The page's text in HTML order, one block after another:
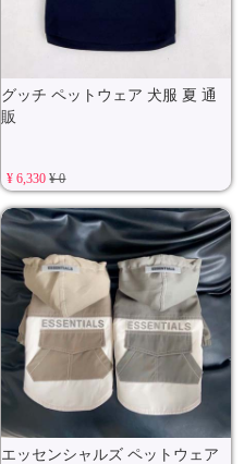
グッチ ペットウェア 犬服 夏 通
販
¥ 6,330¥ 0
エッセンシャルズ ペットウェア